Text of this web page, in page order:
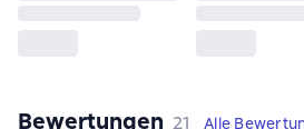
Bewertungen 21
21 Alle